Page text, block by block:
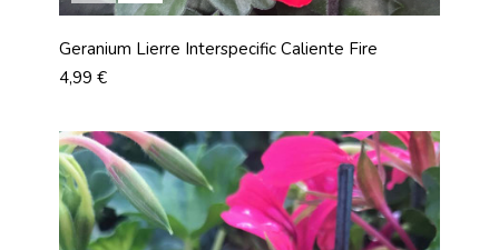
Geranium Lierre Interspecific Caliente Fire
Prix
4,99 €